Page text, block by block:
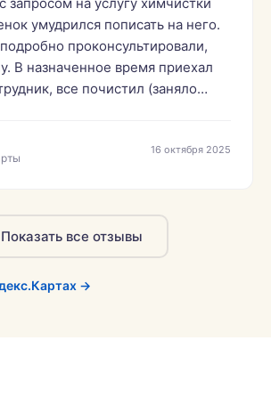
умудрился пописать на него.
проконсультировали,
В назначенное время приехал
все почистил (заняло
убрал за собой, дал
Диван выглядит как новый,
цена в процессе не16 октября 2025
Показать все отзывы
→